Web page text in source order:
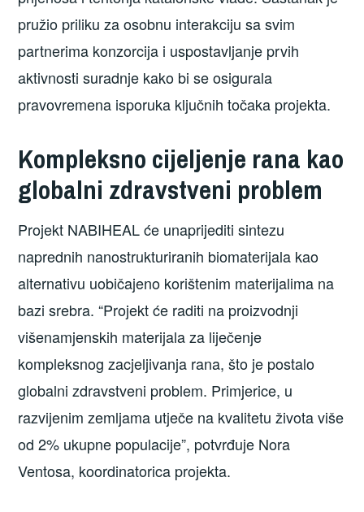
pružio priliku za osobnu interakciju sa svim
partnerima konzorcija i uspostavljanje prvih
aktivnosti suradnje kako bi se osigurala
pravovremena isporuka ključnih točaka projekta.
Kompleksno cijeljenje rana kao
globalni zdravstveni problem
Projekt NABIHEAL će unaprijediti sintezu
naprednih nanostrukturiranih biomaterijala kao
alternativu uobičajeno korištenim materijalima na
bazi srebra. “Projekt će raditi na proizvodnji
višenamjenskih materijala za liječenje
kompleksnog zacjeljivanja rana, što je postalo
globalni zdravstveni problem. Primjerice, u
razvijenim zemljama utječe na kvalitetu života više
od 2% ukupne populacije”, potvrđuje Nora
Ventosa, koordinatorica projekta.